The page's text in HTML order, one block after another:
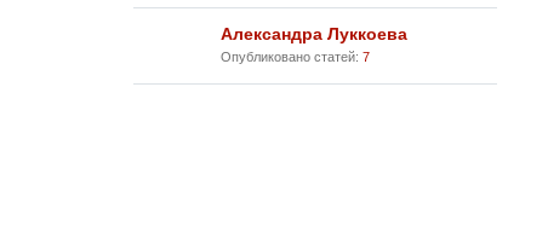
Александра Луккоева
Опубликовано статей: 7